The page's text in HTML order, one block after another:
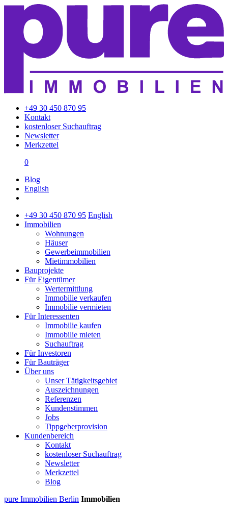
+49 30 450 870 95
Kontakt
kostenloser Suchauftrag
Newsletter
Merkzettel
0
Blog
English
+49 30 450 870 95 English
Immobilien
Wohnungen
Häuser
Gewerbeimmobilien
Mietimmobilien
Bauprojekte
Für Eigentümer
Wertermittlung
Immobilie verkaufen
Immobilie vermieten
Für Interessenten
Immobilie kaufen
Immobilie mieten
Suchauftrag
Für Investoren
Für Bauträger
Über uns
Unser Tätigkeitsgebiet
Auszeichnungen
Referenzen
Kundenstimmen
Jobs
Tippgeberprovision
Kundenbereich
Kontakt
kostenloser Suchauftrag
Newsletter
Merkzettel
Blog
pure Immobilien Berlin Immobilien